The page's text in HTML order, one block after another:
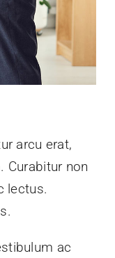
arcu erat,
Curabitur non
lectus.
ac